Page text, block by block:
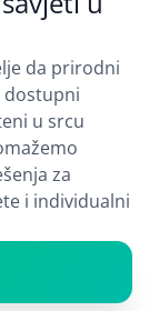
da prirodni
dostupni
u srcu
za
i individualni